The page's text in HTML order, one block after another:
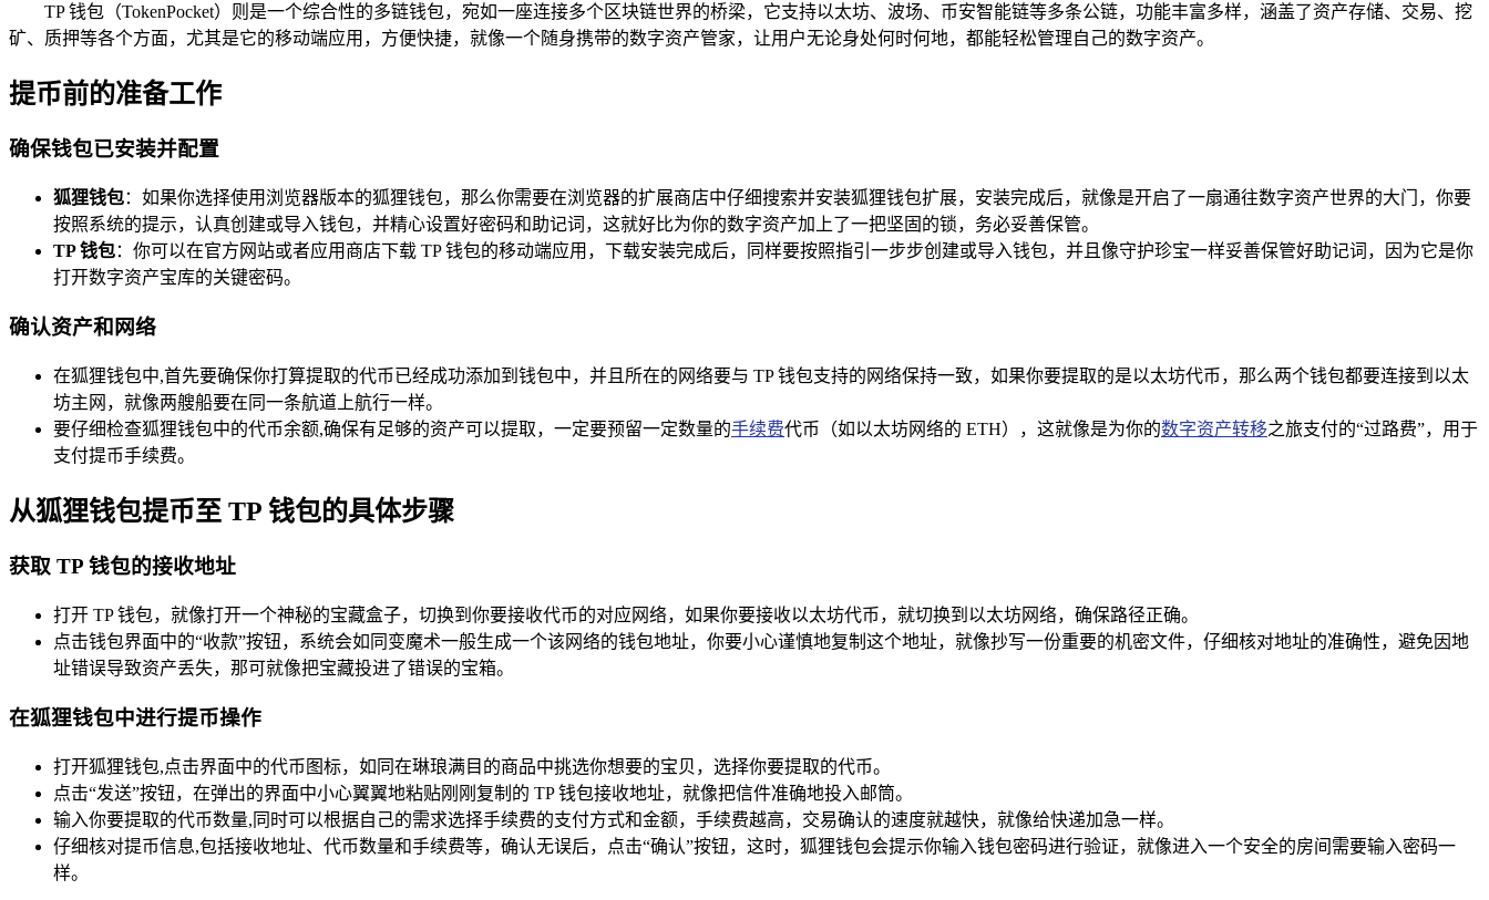
TP 钱包（TokenPocket）则是一个综合性的多链钱包，宛如一座连接多个区块链世界的桥梁，它支持以太坊、波场、币安智能链等多条公链，功能丰富多样，涵盖了资产存储、交易、挖
矿、质押等各个方面，尤其是它的移动端应用，方便快捷，就像一个随身携带的数字资产管家，让用户无论身处何时何地，都能轻松管理自己的数字资产。
提币前的准备工作
确保钱包已安装并配置
狐狸钱包：如果你选择使用浏览器版本的狐狸钱包，那么你需要在浏览器的扩展商店中仔细搜索并安装狐狸钱包扩展，安装完成后，就像是开启了一扇通往数字资产世界的大门，你要
按照系统的提示，认真创建或导入钱包，并精心设置好密码和助记词，这就好比为你的数字资产加上了一把坚固的锁，务必妥善保管。
TP 钱包：你可以在官方网站或者应用商店下载 TP 钱包的移动端应用，下载安装完成后，同样要按照指引一步步创建或导入钱包，并且像守护珍宝一样妥善保管好助记词，因为它是你
打开数字资产宝库的关键密码。
确认资产和网络
在狐狸钱包中,首先要确保你打算提取的代币已经成功添加到钱包中，并且所在的网络要与 TP 钱包支持的网络保持一致，如果你要提取的是以太坊代币，那么两个钱包都要连接到以太
坊主网，就像两艘船要在同一条航道上航行一样。
要仔细检查狐狸钱包中的代币余额,确保有足够的资产可以提取，一定要预留一定数量的手续费代币（如以太坊网络的 ETH），这就像是为你的数字资产转移之旅支付的“过路费”，用于
支付提币手续费。
从狐狸钱包提币至 TP 钱包的具体步骤
获取 TP 钱包的接收地址
打开 TP 钱包，就像打开一个神秘的宝藏盒子，切换到你要接收代币的对应网络，如果你要接收以太坊代币，就切换到以太坊网络，确保路径正确。
点击钱包界面中的“收款”按钮，系统会如同变魔术一般生成一个该网络的钱包地址，你要小心谨慎地复制这个地址，就像抄写一份重要的机密文件，仔细核对地址的准确性，避免因地
址错误导致资产丢失，那可就像把宝藏投进了错误的宝箱。
在狐狸钱包中进行提币操作
打开狐狸钱包,点击界面中的代币图标，如同在琳琅满目的商品中挑选你想要的宝贝，选择你要提取的代币。
点击“发送”按钮，在弹出的界面中小心翼翼地粘贴刚刚复制的 TP 钱包接收地址，就像把信件准确地投入邮筒。
输入你要提取的代币数量,同时可以根据自己的需求选择手续费的支付方式和金额，手续费越高，交易确认的速度就越快，就像给快递加急一样。
仔细核对提币信息,包括接收地址、代币数量和手续费等，确认无误后，点击“确认”按钮，这时，狐狸钱包会提示你输入钱包密码进行验证，就像进入一个安全的房间需要输入密码一
样。